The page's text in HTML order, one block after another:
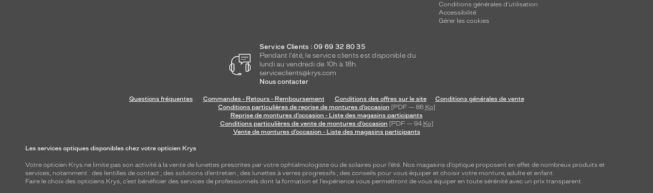
Conditions générales d'utilisation
Accessibilité
Gérer les cookies
Service Clients : 09 69 32 80 35
Pendant l'été, le service clients est disponible du
lundi au vendredi de 10h à 18h.
serviceclients@krys.com
Nous contacter
Questions fréquentes Commandes - Retours - Remboursement Conditions des offres sur le site
Conditions générales de vente
Conditions particulières de reprise de montures d’occasion [PDF — 86 Ko]
Reprise de montures d’occasion - Liste des magasins participants
Conditions particulières de vente de montures d’occasion [PDF — 94 Ko]
Vente de montures d’occasion - Liste des magasins participants
Les services optiques disponibles chez votre opticien Krys
Votre opticien Krys ne limite pas son activité à la vente de lunettes prescrites par votre ophtalmologiste ou de solaires pour l’été. Nos magasins d’optique proposent en effet de nombreux produits et
services, notamment : des lentilles de contact ; des solutions d’entretien ; des lunettes à verres progressifs ; des conseils pour vous équiper et choisir votre monture, adulte et enfant.
Faire le choix des opticiens Krys, c’est bénéficier des services de professionnels dont la formation et l’expérience vous permettront de vous équiper en toute sérénité avec un prix transparent.